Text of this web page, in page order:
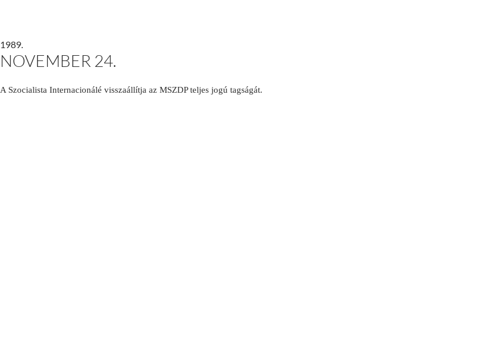
1989.
NOVEMBER 24.
A Szocialista Internacionálé visszaállítja az MSZDP teljes jogú tagságát.